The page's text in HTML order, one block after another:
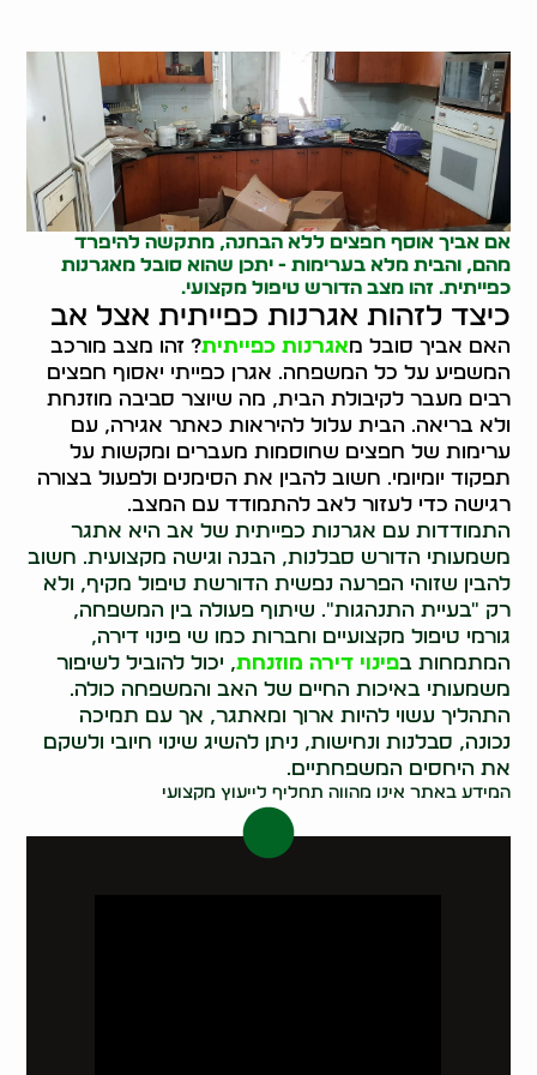
אם אביך אוסף חפצים ללא הבחנה, מתקשה להיפרד
מהם, והבית מלא בערימות - יתכן שהוא סובל מאגרנות
כפייתית. זהו מצב הדורש טיפול מקצועי.
כיצד לזהות אגרנות כפייתית אצל אב
האם אביך סובל מאגרנות כפייתית? זהו מצב מורכב
המשפיע על כל המשפחה. אגרן כפייתי יאסוף חפצים
רבים מעבר לקיבולת הבית, מה שיוצר סביבה מוזנחת
ולא בריאה. הבית עלול להיראות כאתר אגירה, עם
ערימות של חפצים שחוסמות מעברים ומקשות על
תפקוד יומיומי. חשוב להבין את הסימנים ולפעול בצורה
רגישה כדי לעזור לאב להתמודד עם המצב.
התמודדות עם אגרנות כפייתית של אב היא אתגר
משמעותי הדורש סבלנות, הבנה וגישה מקצועית. חשוב
להבין שזוהי הפרעה נפשית הדורשת טיפול מקיף, ולא
רק "בעיית התנהגות". שיתוף פעולה בין המשפחה,
גורמי טיפול מקצועיים וחברות כמו שי פינוי דירה,
המתמחות בפינוי דירה מוזנחת, יכול להוביל לשיפור
משמעותי באיכות החיים של האב והמשפחה כולה.
התהליך עשוי להיות ארוך ומאתגר, אך עם תמיכה
נכונה, סבלנות ונחישות, ניתן להשיג שינוי חיובי ולשקם
את היחסים המשפחתיים.
המידע באתר אינו מהווה תחליף לייעוץ מקצועי